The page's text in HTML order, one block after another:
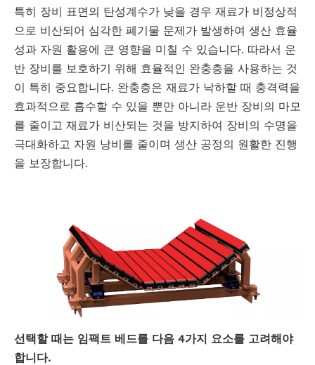
특히 장비 표면의 탄성계수가 낮을 경우 재료가 비정상적
으로 비산되어 심각한 폐기물 문제가 발생하여 생산 효율
성과 자원 활용에 큰 영향을 미칠 수 있습니다. 따라서 운
반 장비를 보호하기 위해 효율적인 완충층을 사용하는 것
이 특히 중요합니다. 완충층은 재료가 낙하할 때 충격력을
효과적으로 흡수할 수 있을 뿐만 아니라 운반 장비의 마모
를 줄이고 재료가 비산되는 것을 방지하여 장비의 수명을
극대화하고 자원 낭비를 줄이며 생산 공정의 원활한 진행
을 보장합니다.
선택할 때는 임팩트 베드를 다음 4가지 요소를 고려해야
합니다.